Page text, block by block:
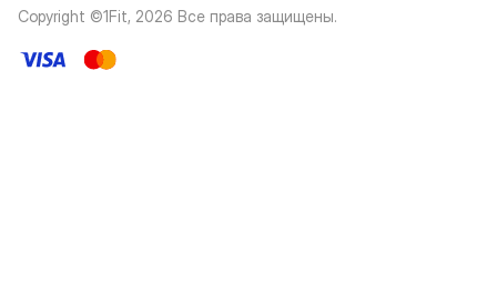
Copyright ©1Fit, 2026 Все права защищены.